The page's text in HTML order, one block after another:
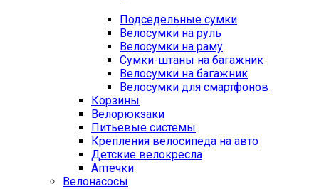
Подседельные сумки
Велосумки на руль
Велосумки на раму
Сумки-штаны на багажник
Велосумки на багажник
Велосумки для смартфонов
Корзины
Велорюкзаки
Питьевые системы
Крепления велосипеда на авто
Детские велокресла
Аптечки
Велонасосы